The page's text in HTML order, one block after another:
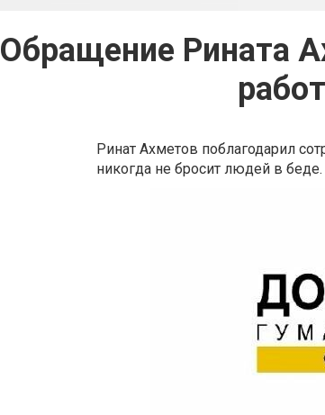
Обращение Рината
Ринат Ахметов поблагодарил
никогда не бросит людей в беде.